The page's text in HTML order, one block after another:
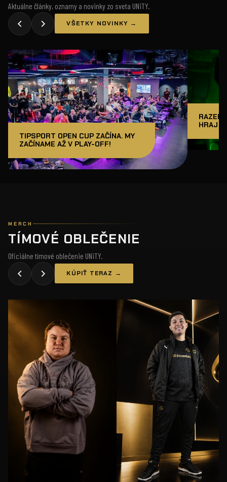
Aktuálne články, oznamy a novinky zo sveta UNiTY.
VŠETKY NOVINKY →
TIPSPORT OPEN CUP ZAČÍNA. MY
ZAČÍNAME AŽ V PLAY-OFF!
RAZER
HRAJ
MERCH
TÍMOVÉ OBLEČENIE
Oficiálne tímové oblečenie UNiTY.
KÚPIŤ TERAZ →